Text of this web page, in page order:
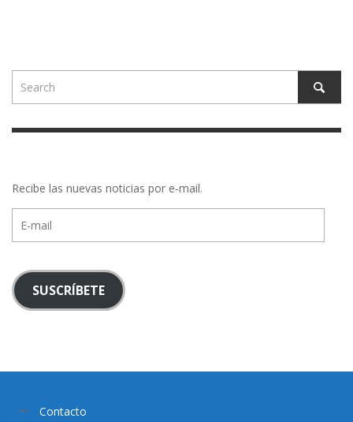
Recibe las nuevas noticias por e-mail.
mail
SUSCRÍBETE
Contacto